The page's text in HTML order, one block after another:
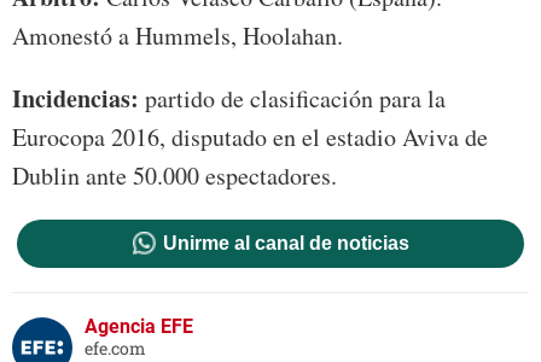
Amonestó a Hummels, Hoolahan.
Incidencias: partido de clasificación para la
Eurocopa 2016, disputado en el estadio Aviva de
Dublin ante 50.000 espectadores.
Unirme al canal de noticias
Agencia EFE
efe.com